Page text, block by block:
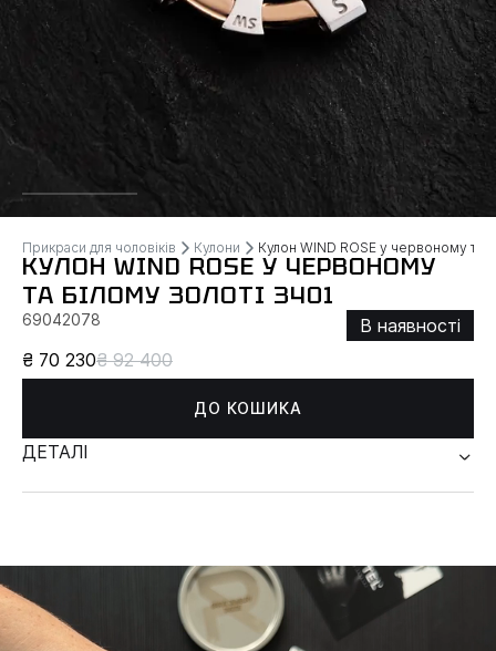
Прикраси для чоловіків Кулони Кулон WIND ROSE у червоному та
КУЛОН WIND ROSE У ЧЕРВОНОМУ
ТА БІЛОМУ ЗОЛОТІ 3401
69042078
В наявності
₴ 70 230₴ 92 400
ДО КОШИКА
ДЕТАЛІ